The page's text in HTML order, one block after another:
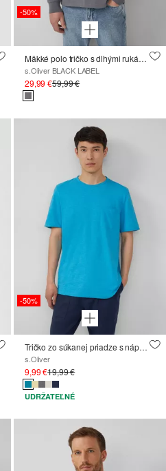
-50%
Mäkké polo tričko s dlhými rukávmi v uvoľnenom strihu
s.Oliver BLACK LABEL
29,99 €59,99 €
-50%
Tričko zo súkanej priadze s náprsným vreckom a nezačistenými okrajmi
s.Oliver
9,99 €19,99 €
UDRŽATEĽNÉ